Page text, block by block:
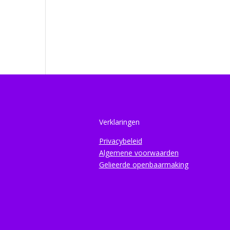
Verklaringen
Privacybeleid
Algemene voorwaarden
Gelieerde openbaarmaking